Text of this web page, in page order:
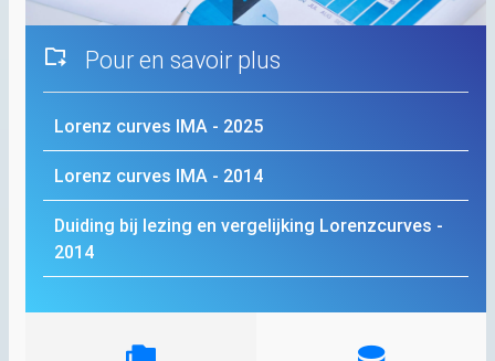
Pour en savoir plus
Lorenz curves IMA - 2025
Lorenz curves IMA - 2014
Duiding bij lezing en vergelijking Lorenzcurves -
2014